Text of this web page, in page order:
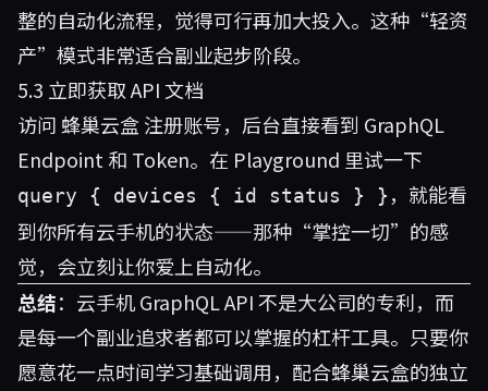
整的自动化流程，觉得可行再加大投入。这种“轻资
产”模式非常适合副业起步阶段。
5.3 立即获取 API 文档
访问 蜂巢云盒注册账号，后台直接看到 GraphQL
Endpoint 和 Token。在 Playground 里试一下
query { devices { id status } } ，就能看
到你所有云手机的状态——那种“掌控一切”的感
觉，会立刻让你爱上自动化。
总结：云手机 GraphQL API 不是大公司的专利，而
是每一个副业追求者都可以掌握的杠杆工具。只要你
愿意花一点时间学习基础调用，配合蜂巢云盒的独立